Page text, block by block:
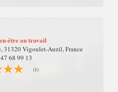
être au travail
31320 Vigoulet-Auzil, France
68 99 13
(1)